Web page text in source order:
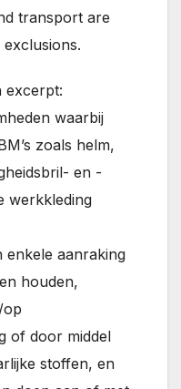
transport are
excerpt:
waarbij
zoals helm,
en -
werkkleding
enkele aanraking
houden,
op
of door middel
stoffen, en